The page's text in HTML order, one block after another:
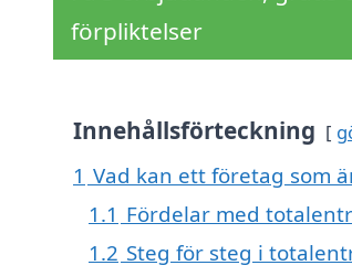
förpliktelser
Innehållsförteckning
1 Vad kan ett företag som
1.1 Fördelar med
1.2 Steg för steg i